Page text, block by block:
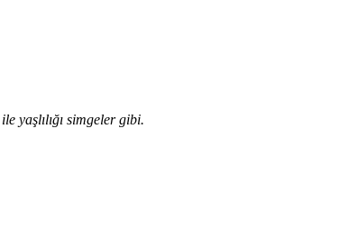
yaşlılığı simgeler gibi.